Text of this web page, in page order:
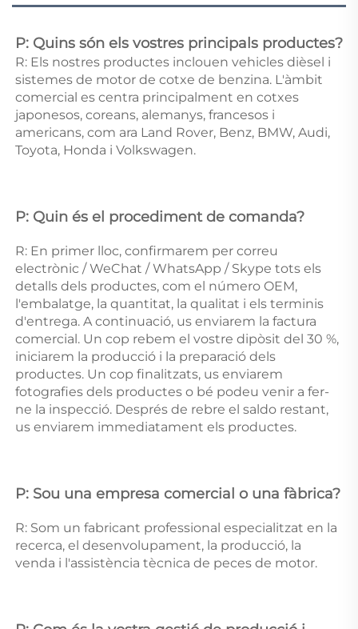
R: Els nostres productes inclouen vehicles dièsel i
sistemes de motor de cotxe de benzina. L'àmbit
comercial es centra principalment en cotxes
japonesos, coreans, alemanys, francesos i
americans, com ara Land Rover, Benz, BMW, Audi,
Toyota, Honda i Volkswagen.
P: Quin és el procediment de comanda?
R: En primer lloc, confirmarem per correu
electrònic / WeChat / WhatsApp / Skype tots els
detalls dels productes, com el número OEM,
l'embalatge, la quantitat, la qualitat i els terminis
d'entrega. A continuació, us enviarem la factura
comercial. Un cop rebem el vostre dipòsit del 30 %,
iniciarem la producció i la preparació dels
productes. Un cop finalitzats, us enviarem
fotografies dels productes o bé podeu venir a fer-
ne la inspecció. Després de rebre el saldo restant,
us enviarem immediatament els productes.
R: Som un fabricant professional especialitzat en la
recerca, el desenvolupament, la producció, la
venda i l'assistència tècnica de peces de motor.